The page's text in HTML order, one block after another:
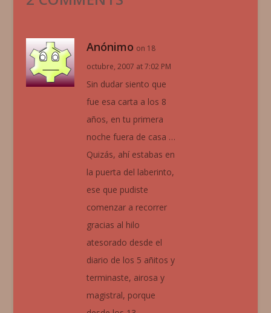
Anónimo on 18
octubre, 2007 at 7:02 PM
Sin dudar siento que
fue esa carta a los 8
años, en tu primera
noche fuera de casa …
Quizás, ahí estabas en
la puerta del laberinto,
ese que pudiste
comenzar a recorrer
gracias al hilo
atesorado desde el
diario de los 5 añitos y
terminaste, airosa y
magistral, porque